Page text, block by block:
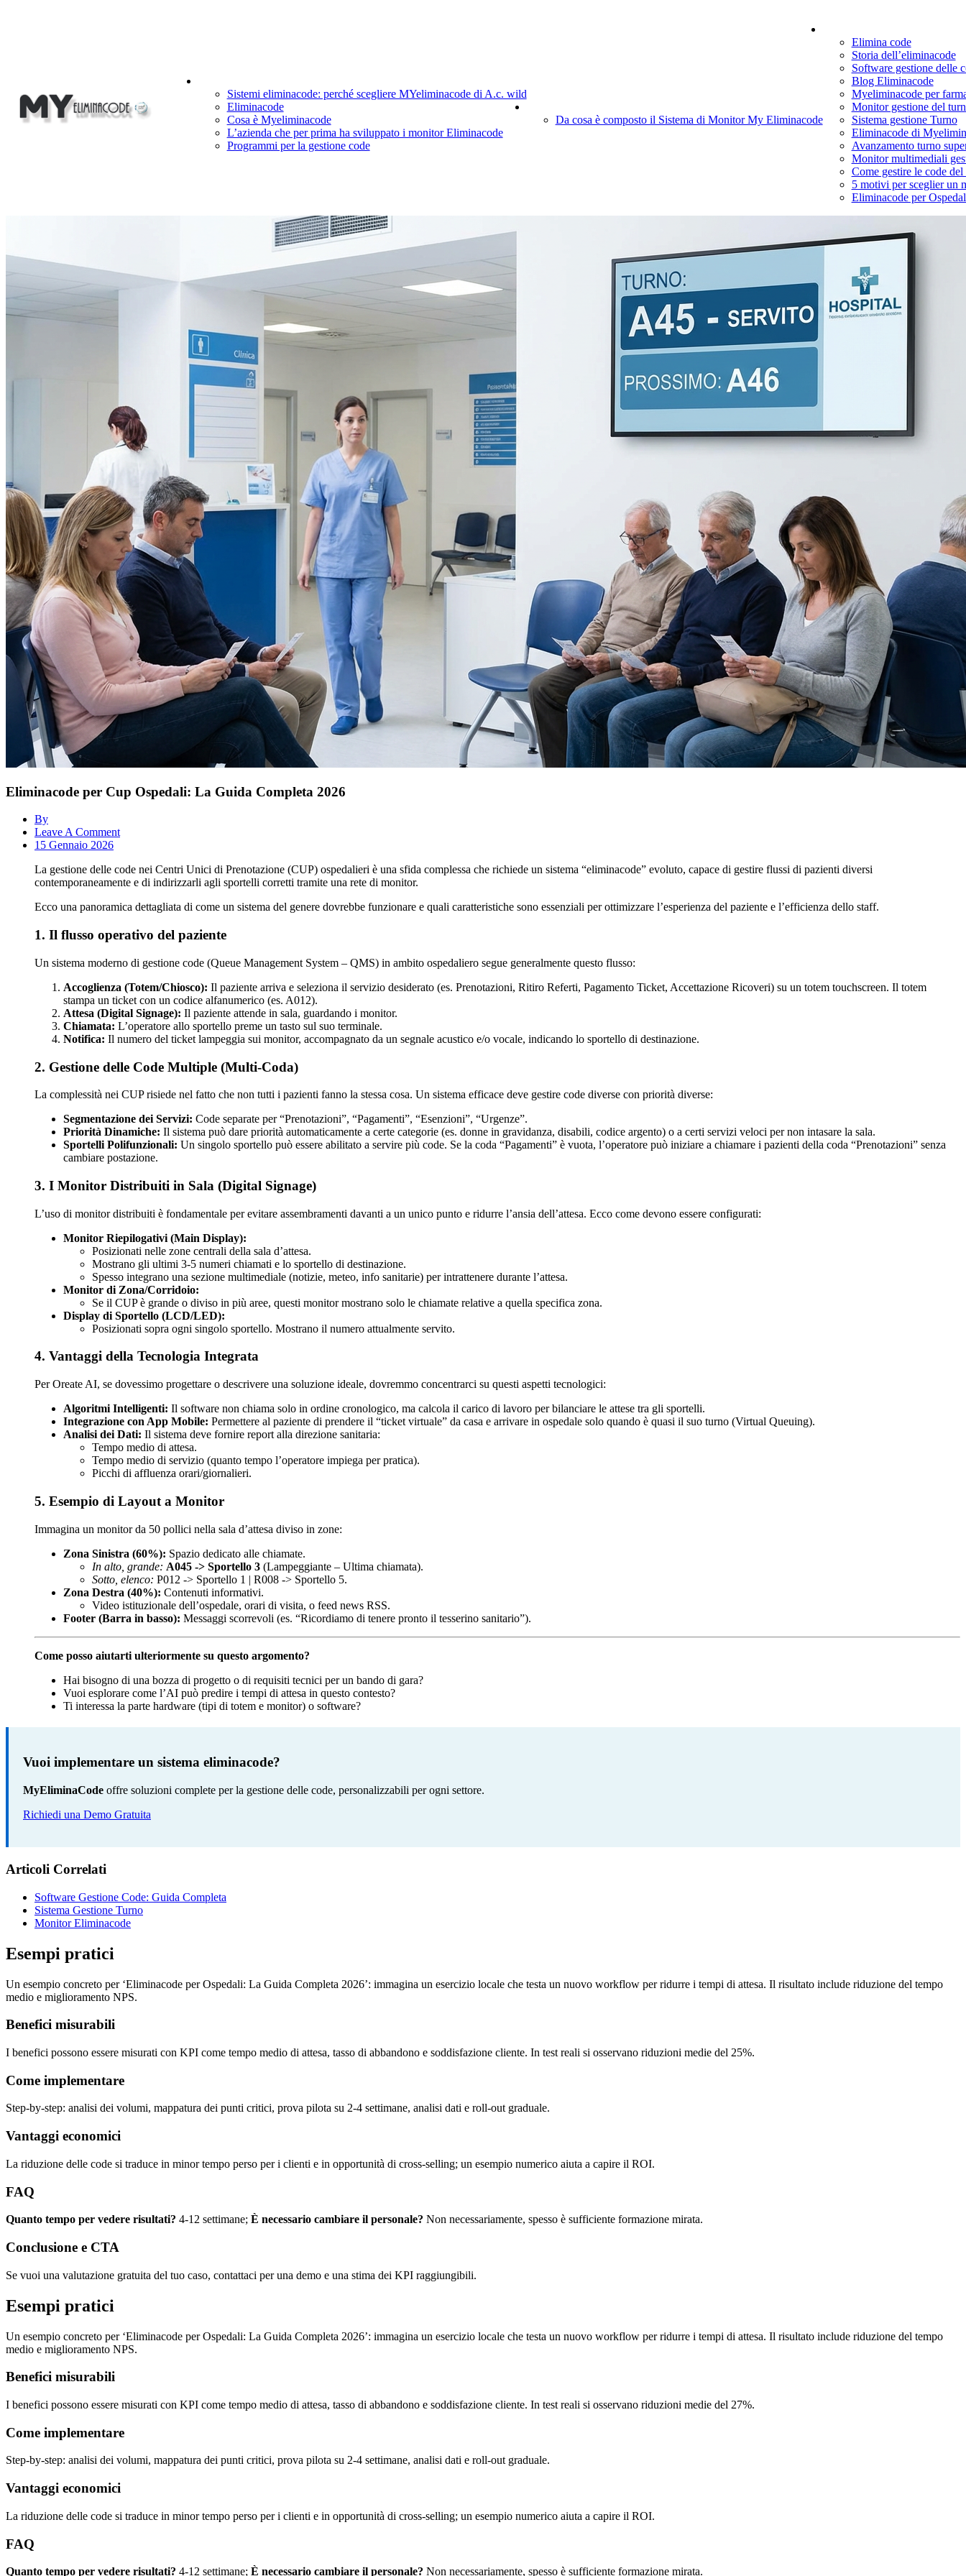
Sistemi eliminacode: perché scegliere MYeliminacode di A.c. wild
Eliminacode
Cosa è Myeliminacode
L’azienda che per prima ha sviluppato i monitor Eliminacode
Programmi per la gestione code
Da cosa è composto il Sistema di Monitor My Eliminacode
Elimina code
Storia dell’eliminacode
Software gestione delle
Blog Eliminacode
Myeliminacode per
Monitor gestione del
Sistema gestione Turno
Eliminacode di
Avanzamento turno
Monitor multimediali
Come gestire le code del
5 motivi per sceglier un
Eliminacode per
Eliminacode per Cup Ospedali: La Guida Completa 2026
By
Leave A Comment
15 Gennaio 2026
La gestione delle code nei Centri Unici di Prenotazione (CUP) ospedalieri è una sfida complessa che richiede un sistema “eliminacode” evoluto, capace di gestire flussi di pazienti diversi
contemporaneamente e di indirizzarli agli sportelli corretti tramite una rete di monitor.
Ecco una panoramica dettagliata di come un sistema del genere dovrebbe funzionare e quali caratteristiche sono essenziali per ottimizzare l’esperienza del paziente e l’efficienza dello staff.
1. Il flusso operativo del paziente
Un sistema moderno di gestione code (Queue Management System – QMS) in ambito ospedaliero segue generalmente questo flusso:
Accoglienza (Totem/Chiosco): Il paziente arriva e seleziona il servizio desiderato (es. Prenotazioni, Ritiro Referti, Pagamento Ticket, Accettazione Ricoveri) su un totem touchscreen. Il totem
stampa un ticket con un codice alfanumerico (es. A012).
Attesa (Digital Signage): Il paziente attende in sala, guardando i monitor.
Chiamata: L’operatore allo sportello preme un tasto sul suo terminale.
Notifica: Il numero del ticket lampeggia sui monitor, accompagnato da un segnale acustico e/o vocale, indicando lo sportello di destinazione.
2. Gestione delle Code Multiple (Multi-Coda)
La complessità nei CUP risiede nel fatto che non tutti i pazienti fanno la stessa cosa. Un sistema efficace deve gestire code diverse con priorità diverse:
Segmentazione dei Servizi: Code separate per “Prenotazioni”, “Pagamenti”, “Esenzioni”, “Urgenze”.
Priorità Dinamiche: Il sistema può dare priorità automaticamente a certe categorie (es. donne in gravidanza, disabili, codice argento) o a certi servizi veloci per non intasare la sala.
Sportelli Polifunzionali: Un singolo sportello può essere abilitato a servire più code. Se la coda “Pagamenti” è vuota, l’operatore può iniziare a chiamare i pazienti della coda “Prenotazioni” senza
cambiare postazione.
3. I Monitor Distribuiti in Sala (Digital Signage)
L’uso di monitor distribuiti è fondamentale per evitare assembramenti davanti a un unico punto e ridurre l’ansia dell’attesa. Ecco come devono essere configurati:
Monitor Riepilogativi (Main Display):
Posizionati nelle zone centrali della sala d’attesa.
Mostrano gli ultimi 3-5 numeri chiamati e lo sportello di destinazione.
Spesso integrano una sezione multimediale (notizie, meteo, info sanitarie) per intrattenere durante l’attesa.
Monitor di Zona/Corridoio:
Se il CUP è grande o diviso in più aree, questi monitor mostrano solo le chiamate relative a quella specifica zona.
Display di Sportello (LCD/LED):
Posizionati sopra ogni singolo sportello. Mostrano il numero attualmente servito.
4. Vantaggi della Tecnologia Integrata
Per Oreate AI, se dovessimo progettare o descrivere una soluzione ideale, dovremmo concentrarci su questi aspetti tecnologici:
Algoritmi Intelligenti: Il software non chiama solo in ordine cronologico, ma calcola il carico di lavoro per bilanciare le attese tra gli sportelli.
Integrazione con App Mobile: Permettere al paziente di prendere il “ticket virtuale” da casa e arrivare in ospedale solo quando è quasi il suo turno (Virtual Queuing).
Analisi dei Dati: Il sistema deve fornire report alla direzione sanitaria:
Tempo medio di attesa.
Tempo medio di servizio (quanto tempo l’operatore impiega per pratica).
Picchi di affluenza orari/giornalieri.
5. Esempio di Layout a Monitor
Immagina un monitor da 50 pollici nella sala d’attesa diviso in zone:
Zona Sinistra (60%): Spazio dedicato alle chiamate.
In alto, grande: A045 -> Sportello 3 (Lampeggiante – Ultima chiamata).
Sotto, elenco: P012 -> Sportello 1 | R008 -> Sportello 5.
Zona Destra (40%): Contenuti informativi.
Video istituzionale dell’ospedale, orari di visita, o feed news RSS.
Footer (Barra in basso): Messaggi scorrevoli (es. “Ricordiamo di tenere pronto il tesserino sanitario”).
Come posso aiutarti ulteriormente su questo argomento?
Hai bisogno di una bozza di progetto o di requisiti tecnici per un bando di gara?
Vuoi esplorare come l’AI può predire i tempi di attesa in questo contesto?
Ti interessa la parte hardware (tipi di totem e monitor) o software?
Vuoi implementare un sistema eliminacode?
MyEliminaCode offre soluzioni complete per la gestione delle code, personalizzabili per ogni settore.
Richiedi una Demo Gratuita
Articoli Correlati
Software Gestione Code: Guida Completa
Sistema Gestione Turno
Monitor Eliminacode
Esempi pratici
Un esempio concreto per ‘Eliminacode per Ospedali: La Guida Completa 2026’: immagina un esercizio locale che testa un nuovo workflow per ridurre i tempi di attesa. Il risultato include riduzione del tempo
medio e miglioramento NPS.
Benefici misurabili
I benefici possono essere misurati con KPI come tempo medio di attesa, tasso di abbandono e soddisfazione cliente. In test reali si osservano riduzioni medie del 25%.
Come implementare
Step-by-step: analisi dei volumi, mappatura dei punti critici, prova pilota su 2-4 settimane, analisi dati e roll-out graduale.
Vantaggi economici
La riduzione delle code si traduce in minor tempo perso per i clienti e in opportunità di cross-selling; un esempio numerico aiuta a capire il ROI.
FAQ
Quanto tempo per vedere risultati? 4-12 settimane; È necessario cambiare il personale? Non necessariamente, spesso è sufficiente formazione mirata.
Conclusione e CTA
Se vuoi una valutazione gratuita del tuo caso, contattaci per una demo e una stima dei KPI raggiungibili.
Esempi pratici
Un esempio concreto per ‘Eliminacode per Ospedali: La Guida Completa 2026’: immagina un esercizio locale che testa un nuovo workflow per ridurre i tempi di attesa. Il risultato include riduzione del tempo
medio e miglioramento NPS.
Benefici misurabili
I benefici possono essere misurati con KPI come tempo medio di attesa, tasso di abbandono e soddisfazione cliente. In test reali si osservano riduzioni medie del 27%.
Come implementare
Step-by-step: analisi dei volumi, mappatura dei punti critici, prova pilota su 2-4 settimane, analisi dati e roll-out graduale.
Vantaggi economici
La riduzione delle code si traduce in minor tempo perso per i clienti e in opportunità di cross-selling; un esempio numerico aiuta a capire il ROI.
FAQ
Quanto tempo per vedere risultati? 4-12 settimane; È necessario cambiare il personale? Non necessariamente, spesso è sufficiente formazione mirata.